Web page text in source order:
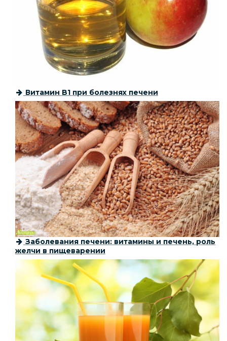
Витамин B1 при болезнях печени
Заболевания печени: витамины и печень, роль
желчи в пищеварении